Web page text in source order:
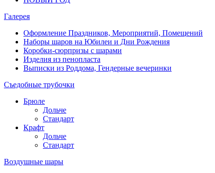
Галерея
Оформление Праздников, Мероприятий, Помещений
Наборы шаров на Юбилеи и Дни Рождения
Коробки-сюрпризы с шарами
Изделия из пенопласта
Выписки из Роддома, Гендерные вечеринки
Съедобные трубочки
Брюле
Дольче
Стандарт
Крафт
Дольче
Стандарт
Воздушные шары